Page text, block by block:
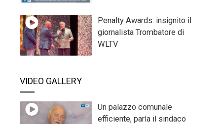
Penalty Awards: insignito il
giornalista Trombatore di
WLTV
VIDEO GALLERY
Un palazzo comunale
efficiente, parla il sindaco